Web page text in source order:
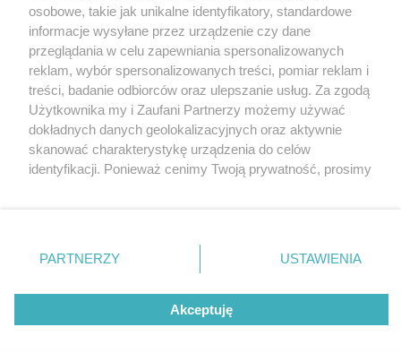
Nie zapomnij
zapoznać się z:
polityką prywatności regulamin korzystania z portali
Twojemiasto
Piekary Śląskie
Chorzów
Tarnowskie Góry
Gliwice
Skontakuj sięz nami
Kontakt
Wydawca
Redakcja
osobowe, takie jak unikalne identyfikatory, standardowe
informacje wysyłane przez urządzenie czy dane
przeglądania w celu zapewniania spersonalizowanych
reklam, wybór spersonalizowanych treści, pomiar reklam i
treści, badanie odbiorców oraz ulepszanie usług. Za zgodą
Użytkownika my i Zaufani Partnerzy możemy używać
dokładnych danych geolokalizacyjnych oraz aktywnie
skanować charakterystykę urządzenia do celów
identyfikacji. Ponieważ cenimy Twoją prywatność, prosimy
prywatności znajdujący się w lewym dolnym rogu strony
. Niektóre rodzaje przetwarzania danych nie wymagają
zgody użytkownika, ale masz prawo sprzeciwić się
takiemu przetwarzaniu. Preferencje będą miały
zastosowania tylko na tej witrynie.
PARTNERZY USTAWIENIA
Akceptuję